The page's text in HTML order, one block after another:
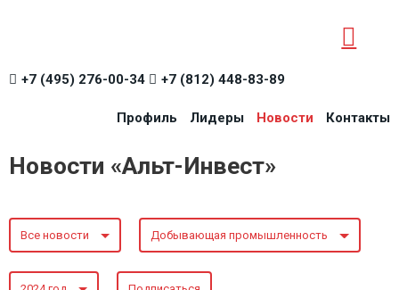
+7 (495) 276-00-34 +7 (812) 448-83-89
Профиль Лидеры Новости Контакты
Новости «Альт-Инвест»
Все новости Добывающая промышленность